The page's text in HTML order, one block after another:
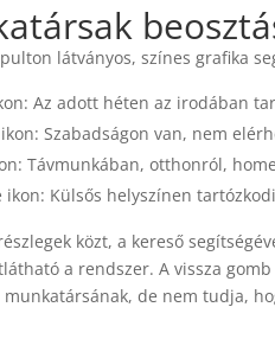
látványos, színes grafika
Az adott héten az irodában
Szabadságon van, nem
Távmunkában, otthonról,
ikon: Külsős helyszínen
közt, a kereső
a rendszer. A vissza
munkatársának, de nem tudja,